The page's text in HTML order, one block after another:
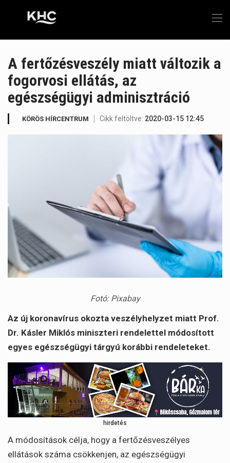
A fertőzésveszély miatt változik a
fogorvosi ellátás, az
egészségügyi adminisztráció
KÖRÖS HÍRCENTRUM Cikk feltöltve: 2020-03-15 12:45
Fotó: Pixabay
Az új koronavírus okozta veszélyhelyzet miatt Prof.
Dr. Kásler Miklós miniszteri rendelettel módosított
egyes egészségügyi tárgyú korábbi rendeleteket.
hirdetés
A módosítások célja, hogy a fertőzésveszélyes
ellátások száma csökkenjen, az egészségügyi